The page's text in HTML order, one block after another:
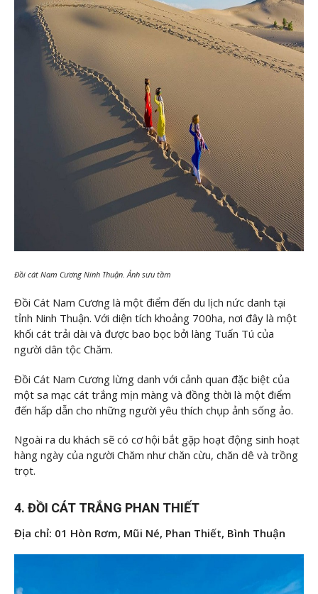
Đồi cát Nam Cương Ninh Thuận. Ảnh sưu tầm
Đồi Cát Nam Cương là một điểm đến du lịch nức danh tại
tỉnh Ninh Thuận. Với diện tích khoảng 700ha, nơi đây là một
khối cát trải dài và được bao bọc bởi làng Tuấn Tú của
người dân tộc Chăm.
Đồi Cát Nam Cương lừng danh với cảnh quan đặc biệt của
một sa mạc cát trắng mịn màng và đồng thời là một điểm
đến hấp dẫn cho những người yêu thích chụp ảnh sống ảo.
Ngoài ra du khách sẽ có cơ hội bắt gặp hoạt động sinh hoạt
hàng ngày của người Chăm như chăn cừu, chăn dê và trồng
trọt.
4. ĐỒI CÁT TRẮNG PHAN THIẾT
Địa chỉ: 01 Hòn Rơm, Mũi Né, Phan Thiết, Bình Thuận